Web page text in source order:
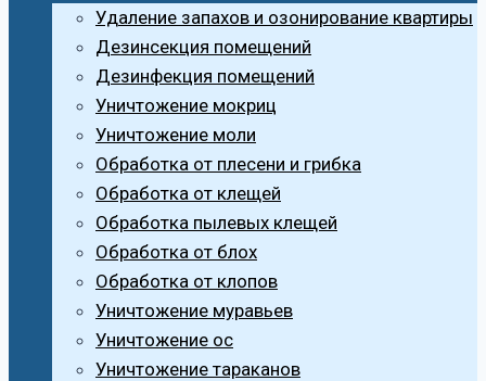
Удаление запахов и озонирование квартиры
Дезинсекция помещений
Дезинфекция помещений
Уничтожение мокриц
Уничтожение моли
Обработка от плесени и грибка
Обработка от клещей
Обработка пылевых клещей
Обработка от блох
Обработка от клопов
Уничтожение муравьев
Уничтожение ос
Уничтожение тараканов